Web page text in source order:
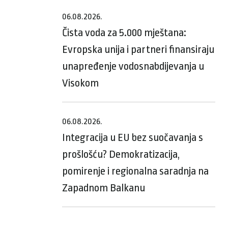
06.08.2026.
Čista voda za 5.000 mještana:
Evropska unija i partneri finansiraju
unapređenje vodosnabdijevanja u
Visokom
06.08.2026.
Integracija u EU bez suočavanja s
prošlošću? Demokratizacija,
pomirenje i regionalna saradnja na
Zapadnom Balkanu